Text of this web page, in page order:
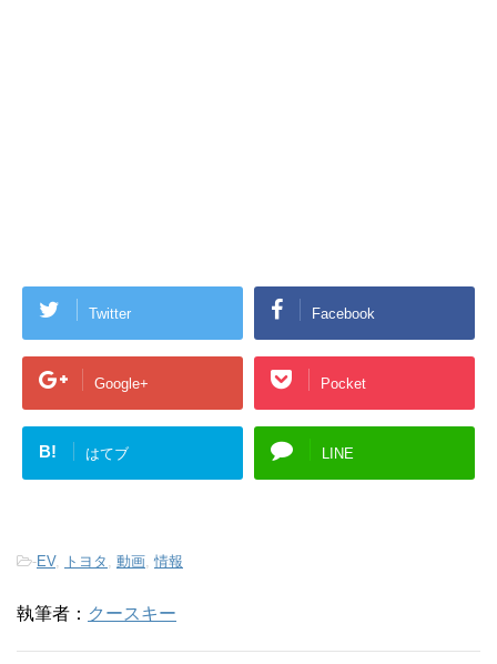
Twitter Facebook
Google+ Pocket
B! はてブ LINE
-EV, トヨタ , 動画, 情報
執筆者： クースキー